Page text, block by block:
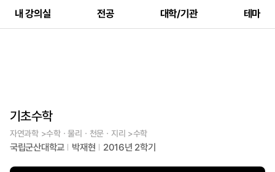
내 강의실 전공 대학/기관 테마
기초수학
자연과학 >수학ㆍ물리ㆍ천문ㆍ지리 >수학
국립군산대학교 박재현 2016년 2학기